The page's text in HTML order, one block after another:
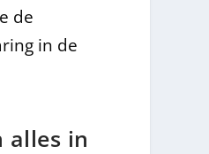
de
in de
alles in